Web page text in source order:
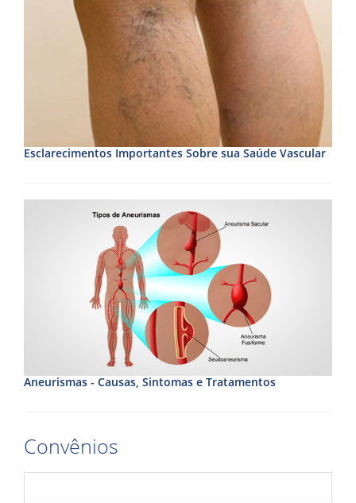
Esclarecimentos Importantes Sobre sua Saúde Vascular
Aneurismas - Causas, Sintomas e Tratamentos
Convênios